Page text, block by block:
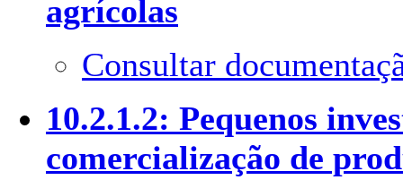
agrícolas
Consultar
10.2.1.2: Pequenos
comercialização de